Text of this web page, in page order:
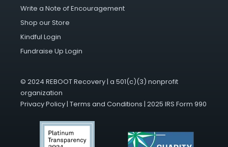
Write a Note of Encouragement
Shop our Store
Kindful Login
Fundraise Up Login
© 2024 REBOOT Recovery | a 501(c)(3) nonprofit
organization
Privacy Policy | Terms and Conditions | 2025 IRS Form 990